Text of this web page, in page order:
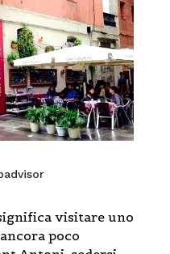
visitare uno
poco